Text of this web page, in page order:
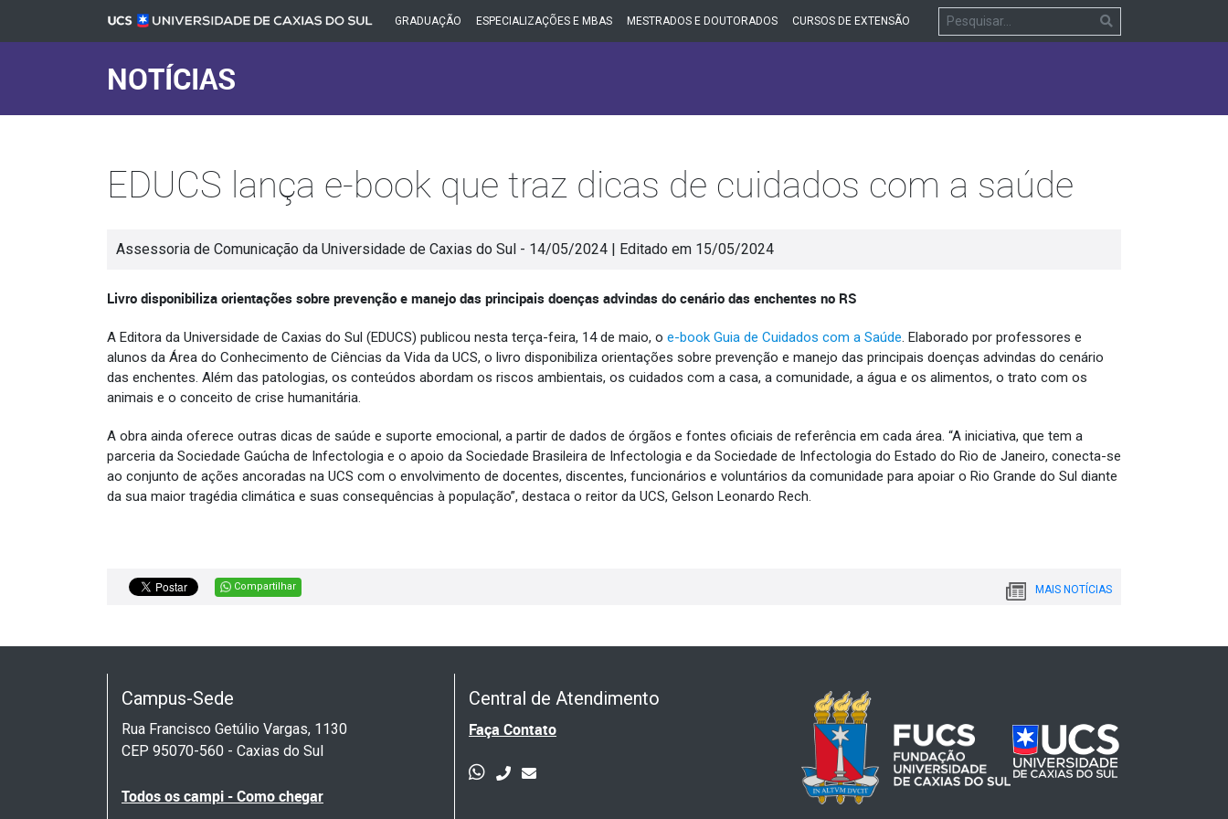
GRADUAÇÃO ESPECIALIZAÇÕES E MBAS MESTRADOS E DOUTORADOS CURSOS DE EXTENSÃO
NOTÍCIAS
EDUCS lança e-book que traz dicas de cuidados com a saúde
Assessoria de Comunicação da Universidade de Caxias do Sul - 14/05/2024 | Editado em 15/05/2024
Livro disponibiliza orientações sobre prevenção e manejo das principais doenças advindas do cenário das enchentes no RS
A Editora da Universidade de Caxias do Sul (EDUCS) publicou nesta terça-feira, 14 de maio, o e-book Guia de Cuidados com a Saúde. Elaborado por professores e
alunos da Área do Conhecimento de Ciências da Vida da UCS, o livro disponibiliza orientações sobre prevenção e manejo das principais doenças advindas do cenário
das enchentes. Além das patologias, os conteúdos abordam os riscos ambientais, os cuidados com a casa, a comunidade, a água e os alimentos, o trato com os
animais e o conceito de crise humanitária.
A obra ainda oferece outras dicas de saúde e suporte emocional, a partir de dados de órgãos e fontes oficiais de referência em cada área. “A iniciativa, que tem a
parceria da Sociedade Gaúcha de Infectologia e o apoio da Sociedade Brasileira de Infectologia e da Sociedade de Infectologia do Estado do Rio de Janeiro, conecta-se
ao conjunto de ações ancoradas na UCS com o envolvimento de docentes, discentes, funcionários e voluntários da comunidade para apoiar o Rio Grande do Sul diante
da sua maior tragédia climática e suas consequências à população”, destaca o reitor da UCS, Gelson Leonardo Rech.
Compartilhar MAIS NOTÍCIAS
Campus-Sede
Rua Francisco Getúlio Vargas, 1130
CEP 95070-560 - Caxias do Sul
Todos os campi - Como chegar
Central de Atendimento
Faça Contato